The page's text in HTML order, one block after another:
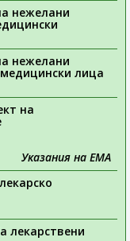
нежелани
нежелани
лица
на
Указания на ЕМА
лекарствени